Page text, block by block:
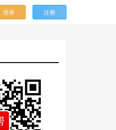
登录 注册